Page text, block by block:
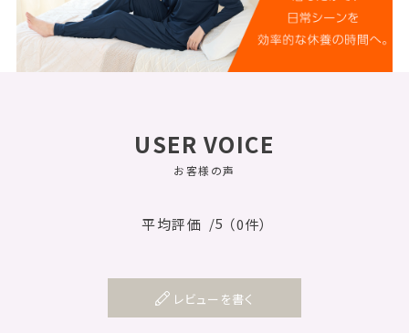
USER VOICE
お客様の声
平均評価 /5 （0件）
レビューを書く